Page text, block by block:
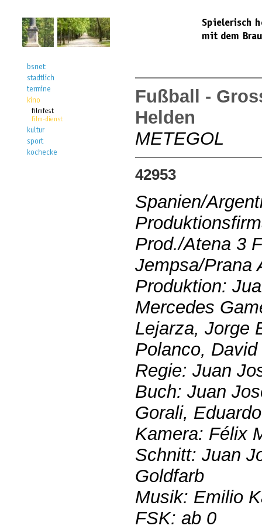
Fußball -
Helden
METEGOL
42953
Spanien/
Prod./Atena 3
Jempsa/Prana
Produktion:
Mercedes
Lejarza, Jorge
Polanco,
Regie: Juan
Buch: Juan
Gorali,
Kamera: Félix
Schnitt: Juan
Goldfarb
Musik: Emilio
FSK: ab 0